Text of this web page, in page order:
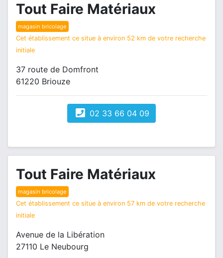
Tout Faire Matériaux
magasin bricolage
Cet établissement ce situe à environ 52 km de votre recherche
initiale
37 route de Domfront
61220 Briouze
02 33 66 04 09
Tout Faire Matériaux
magasin bricolage
Cet établissement ce situe à environ 57 km de votre recherche
initiale
Avenue de la Libération
27110 Le Neubourg